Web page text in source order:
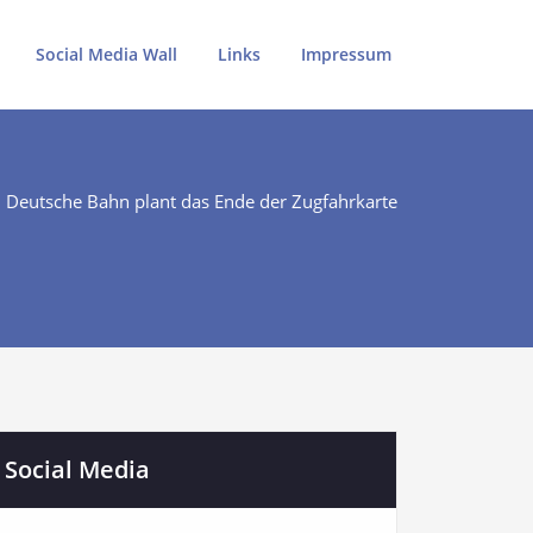
Social Media Wall Links Impressum
Deutsche Bahn plant das Ende der Zugfahrkarte
Social Media